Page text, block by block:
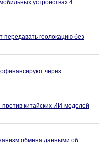
устройствах 4
передавать геолокацию без
через
китайских ИИ-моделей
обмена данными об